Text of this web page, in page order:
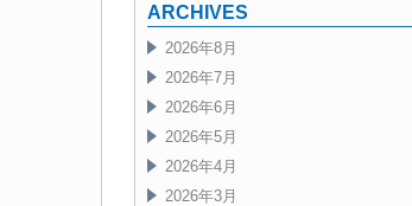
ARCHIVES
2026年8月
2026年7月
2026年6月
2026年5月
2026年4月
2026年3月